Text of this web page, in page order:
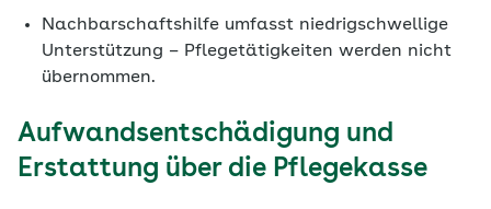
Nachbarschaftshilfe umfasst niedrigschwellige
Unterstützung – Pflegetätigkeiten werden nicht
übernommen.
Aufwandsentschädigung und
Erstattung über die Pflegekasse